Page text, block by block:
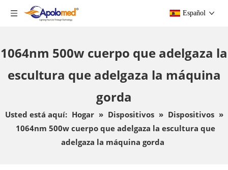
Español
1064nm 500w cuerpo que adelgaza la
escultura que adelgaza la máquina
gorda
Usted está aquí: Hogar » Dispositivos » Dispositivos »
1064nm 500w cuerpo que adelgaza la escultura que
adelgaza la máquina gorda